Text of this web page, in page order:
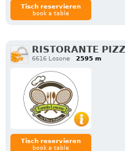
Tisch reservieren
book a table
RISTORANTE
6616 Losone 2595 m
Tisch reservieren
book a table